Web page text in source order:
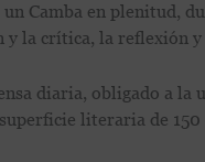
Camba en plenitud,
y la crítica, la reflexión
diaria, obligado a la
literaria de 150